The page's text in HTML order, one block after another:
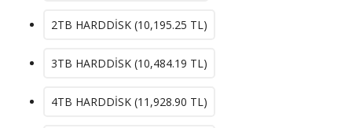
2TB HARDDİSK (10,195.25 TL)
3TB HARDDİSK (10,484.19 TL)
4TB HARDDİSK (11,928.90 TL)